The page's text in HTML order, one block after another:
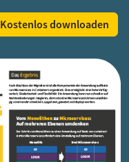
Kostenlos downloaden